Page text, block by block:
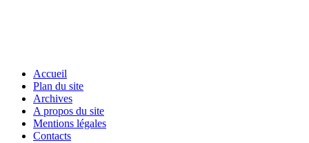
Accueil
Plan du site
Archives
A propos du site
Mentions légales
Contacts